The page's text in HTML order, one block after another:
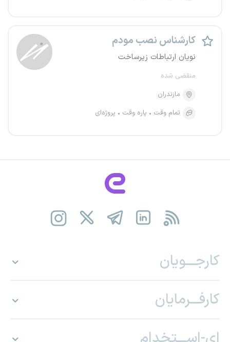
کارشناس نصب مودم
نویان ارتباطات زیرساخت
منقضی شده
مازندران
تمام وقت
پاره وقت پروژه‌ای
کارجـــویان
کارفـــرمایان